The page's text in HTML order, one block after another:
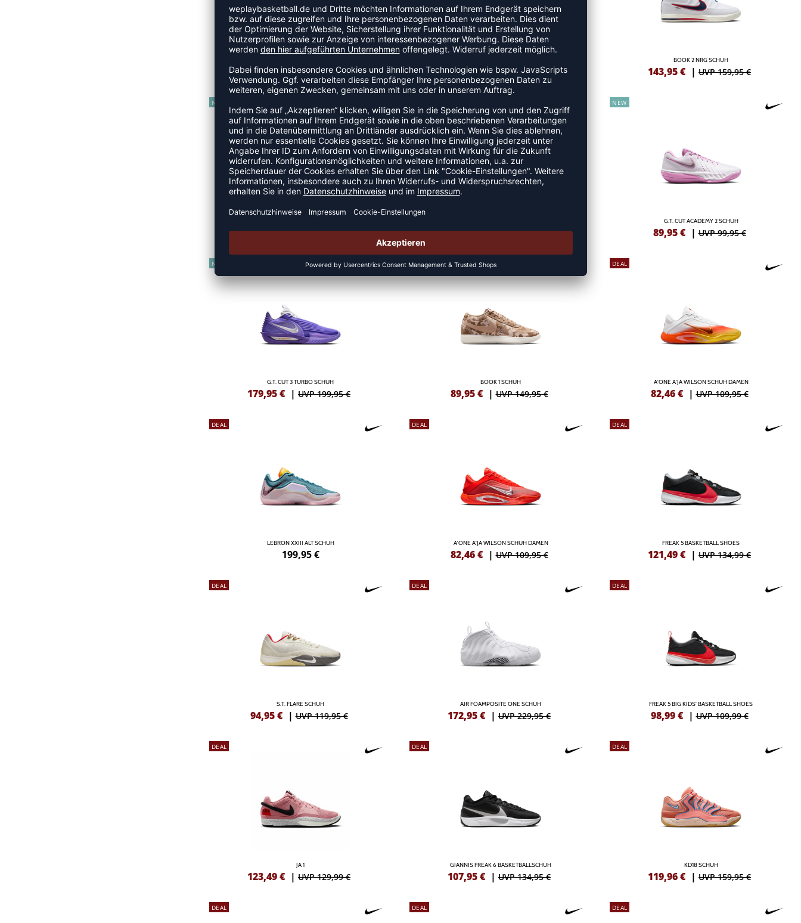
179,95 € |UVP 199,95 € 170,96€ |UVP 189,95 €
BOOK 2 NRG SCHUH
143,95€ | UVP 159,95 €
NEW
116,96€ |UVP 129,95 € 179,95€ |UVP 199,95 €
NEW
G.T. CUT ACADEMY 2 SCHUH
89,95 € |UVP 99,95 €
NEW
G.T. CUT 3 TURBO SCHUH
179,95€ | UVP 199,95 €
DEAL
BOOK 1 SCHUH
89,95 € |UVP 149,95 €
DEAL
A'ONE A'JA WILSON SCHUH DAMEN
82,46 € |UVP 109,95 €
DEAL
LEBRON XXIII ALT SCHUH
199,95 €
DEAL
A'ONE A'JA WILSON SCHUH DAMEN
82,46 € |UVP 109,95 €
DEAL
FREAK 5 BASKETBALL SHOES
121,49€ | UVP 134,99 €
DEAL
S.T. FLARE SCHUH
94,95 € |UVP 119,95 €
DEAL
AIR FOAMPOSITE ONE SCHUH
172,95€ | UVP 229,95 €
DEAL
FREAK 5 BIG KIDS' BASKETBALL SHOES
98,99 € |UVP 109,99 €
DEAL
JA 1
123,49€ | UVP 129,99 €
DEAL
GIANNIS FREAK 6 BASKETBALLSCHUH
107,95€ | UVP 134,95 €
DEAL
KD18 SCHUH
119,96€ | UVP 159,95 €
DEAL DEAL DEAL